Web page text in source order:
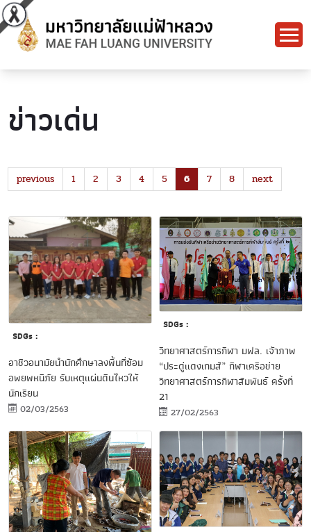
ข่าวเด่น
previous 1 2 3 4 5 6 7 8 next
SDGs :
อาชีวอนามัยนำนักศึกษาลงพื้นที่ซ้อม
อพยพหนีภัย รับเหตุแผ่นดินไหวให้
นักเรียน
02/03/2563
SDGs :
วิทยาศาสตร์การกีฬา มฟล. เจ้าภาพ
“ประดู่แดงเกมส์” กีฬาเครือข่าย
วิทยาศาสตร์การกีฬาสัมพันธ์ ครั้งที่
21
27/02/2563